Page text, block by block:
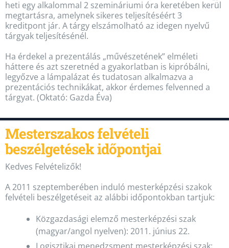
heti egy alkalommal 2 szemináriumi óra keretében kerül
megtartásra, amelynek sikeres teljesítéséért 3
kreditpont jár. A tárgy elszámolható az idegen nyelvű
tárgyak teljesítésénél.
Ha érdekel a prezentálás „művészetének” elméleti
háttere és azt szeretnéd a gyakorlatban is kipróbálni,
legyőzve a lámpalázat és tudatosan alkalmazva a
prezentációs technikákat, akkor érdemes felvenned a
tárgyat. (Oktató: Gazda Éva)
Mesterszakos felvételi
beszélgetések időpontjai
Kedves Felvételizők!
A 2011 szeptemberében induló mesterképzési szakok
felvételi beszélgetéseit az alábbi időpontokban tartjuk:
Közgazdasági elemző mesterképzési szak
(magyar/angol nyelven): 2011. június 22.